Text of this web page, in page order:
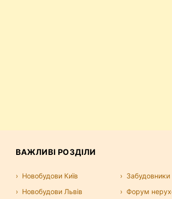
ВАЖЛИВІ РОЗДІЛИ
Новобудови Київ
Новобудови Львів
Забудовники
Форум